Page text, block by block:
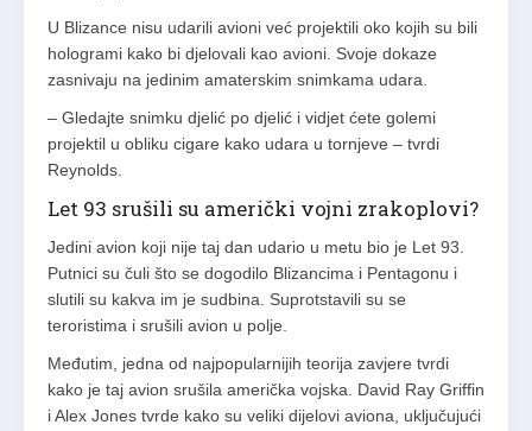
U Blizance nisu udarili avioni već projektili oko kojih su bili
hologrami kako bi djelovali kao avioni. Svoje dokaze
zasnivaju na jedinim amaterskim snimkama udara.
– Gledajte snimku djelić po djelić i vidjet ćete golemi
projektil u obliku cigare kako udara u tornjeve – tvrdi
Reynolds.
Let 93 srušili su američki vojni zrakoplovi?
Jedini avion koji nije taj dan udario u metu bio je Let 93.
Putnici su čuli što se dogodilo Blizancima i Pentagonu i
slutili su kakva im je sudbina. Suprotstavili su se
teroristima i srušili avion u polje.
Međutim, jedna od najpopularnijih teorija zavjere tvrdi
kako je taj avion srušila američka vojska. David Ray Griffin
i Alex Jones tvrde kako su veliki dijelovi aviona, uključujući